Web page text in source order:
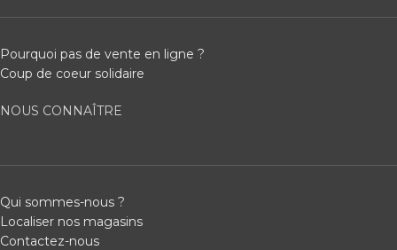
Pourquoi pas de vente en ligne ?
Coup de coeur solidaire
NOUS CONNAÎTRE
Qui sommes-nous ?
Localiser nos magasins
Contactez-nous